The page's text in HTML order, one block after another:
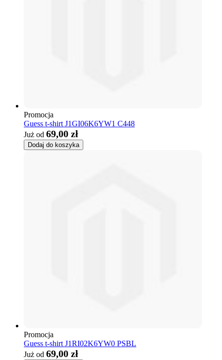
Promocja
Guess t-shirt J1GI06K6YW1 C448
Już od 69,00 zł
Dodaj do koszyka
Promocja
Guess t-shirt J1RI02K6YW0 PSBL
Już od 69,00 zł